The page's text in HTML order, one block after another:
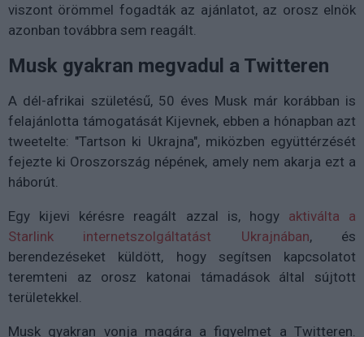
viszont örömmel fogadták az ajánlatot, az orosz elnök
azonban továbbra sem reagált.
Musk gyakran megvadul a Twitteren
A dél-afrikai születésű, 50 éves Musk már korábban is
felajánlotta támogatását Kijevnek, ebben a hónapban azt
tweetelte: "Tartson ki Ukrajna", miközben együttérzését
fejezte ki Oroszország népének, amely nem akarja ezt a
háborút.
Egy kijevi kérésre reagált azzal is, hogy aktiválta a
Starlink internetszolgáltatást Ukrajnában, és
berendezéseket küldött, hogy segítsen kapcsolatot
teremteni az orosz katonai támadások által sújtott
területekkel.
Musk gyakran vonja magára a figyelmet a Twitteren.